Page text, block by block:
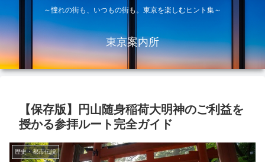
～憧れの街も、いつもの街も。東京を楽しむヒント集～
東京案内所
【保存版】円山随身稲荷大明神のご利益を
授かる参拝ルート完全ガイド
歴史・都市伝説